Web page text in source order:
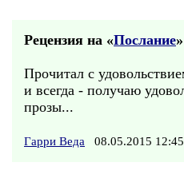
Рецензия на «Послание
Прочитал с
и всегда - получаю
прозы...
Гарри Веда 08.05.2015